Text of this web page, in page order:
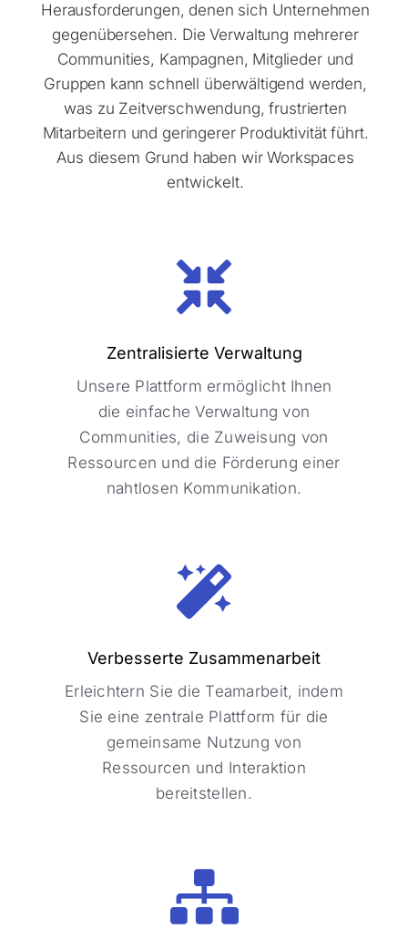
Herausforderungen, denen sich Unternehmen
gegenübersehen. Die Verwaltung mehrerer
Communities, Kampagnen, Mitglieder und
Gruppen kann schnell überwältigend werden,
was zu Zeitverschwendung, frustrierten
Mitarbeitern und geringerer Produktivität führt.
Aus diesem Grund haben wir Workspaces
entwickelt.
Zentralisierte Verwaltung
Unsere Plattform ermöglicht Ihnen
die einfache Verwaltung von
Communities, die Zuweisung von
Ressourcen und die Förderung einer
nahtlosen Kommunikation.
Zentralisierte Verwaltung
Unsere Plattform ermöglicht Ihnen
die einfache Verwaltung von
Communities, die Zuweisung von
Ressourcen und die Förderung einer
nahtlosen Kommunikation.
Verbesserte Zusammenarbeit
Erleichtern Sie die Teamarbeit, indem
Sie eine zentrale Plattform für die
gemeinsame Nutzung von
Ressourcen und Interaktion
bereitstellen.
Verbesserte Zusammenarbeit
Erleichtern Sie die Teamarbeit, indem
Sie eine zentrale Plattform für die
gemeinsame Nutzung von
Ressourcen und Interaktion
bereitstellen.